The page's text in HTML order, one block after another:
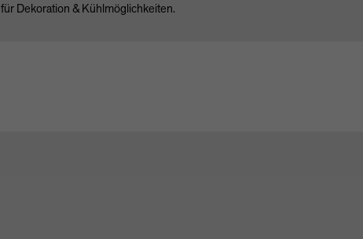
für Dekoration & Kühlmöglichkeiten.